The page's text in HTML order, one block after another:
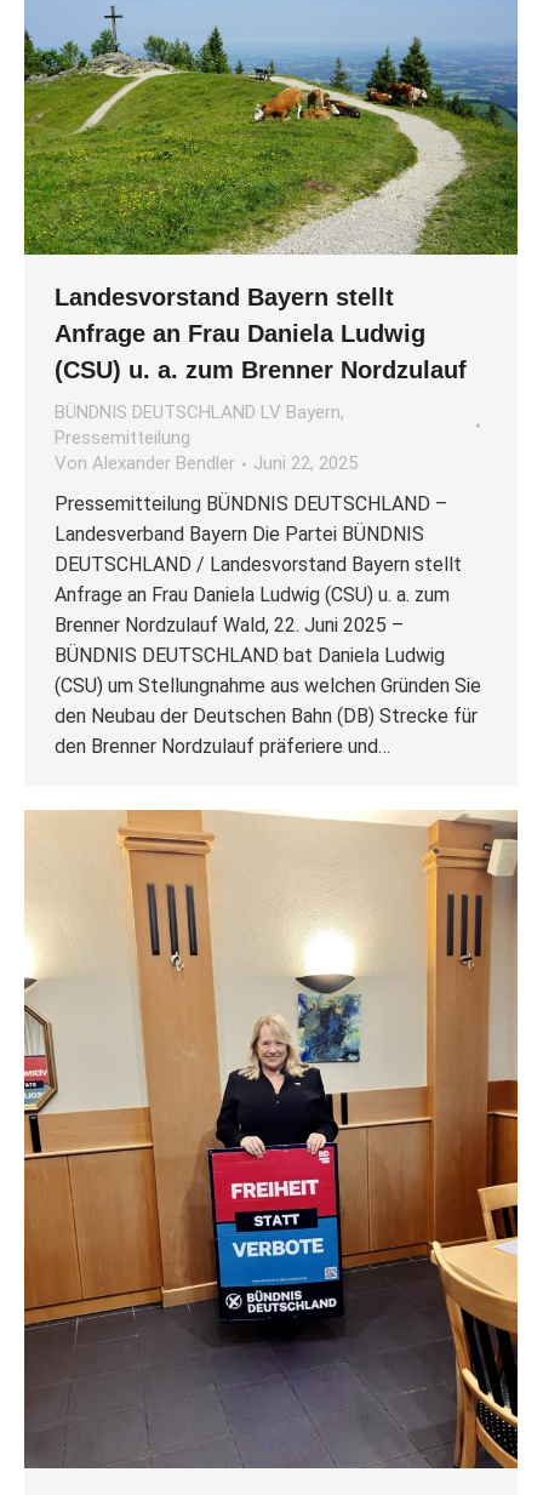
Landesvorstand Bayern stellt
Anfrage an Frau Daniela Ludwig
(CSU) u. a. zum Brenner Nordzulauf
BÜNDNIS DEUTSCHLAND LV Bayern,
Pressemitteilung
Von Alexander Bendler Juni 22, 2025
Pressemitteilung BÜNDNIS DEUTSCHLAND –
Landesverband Bayern Die Partei BÜNDNIS
DEUTSCHLAND / Landesvorstand Bayern stellt
Anfrage an Frau Daniela Ludwig (CSU) u. a. zum
Brenner Nordzulauf Wald, 22. Juni 2025 –
BÜNDNIS DEUTSCHLAND bat Daniela Ludwig
(CSU) um Stellungnahme aus welchen Gründen Sie
den Neubau der Deutschen Bahn (DB) Strecke für
den Brenner Nordzulauf präferiere und…